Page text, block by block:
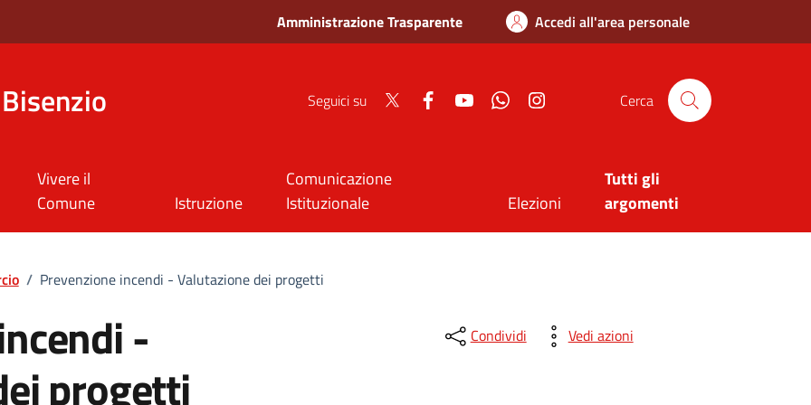
Amministrazione Trasparente Accedi all'area personale
Seguici su Twitter FacebookYoutube Whatsapp Cerca
Vivere il
Comune
Istruzione
Comunicazione
Istituzionale
Elezioni
Tutti gli
argomenti
/ Prevenzione incendi - Valutazione dei progetti
-
progetti
Condividi Vedi azioni